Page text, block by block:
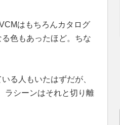
はもちろんカタログ
色もあったほど。ちな
る人もいたはずだが、
ラシーンはそれと切り離